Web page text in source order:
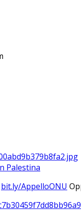
Palestina
bit.ly/AppelloONU